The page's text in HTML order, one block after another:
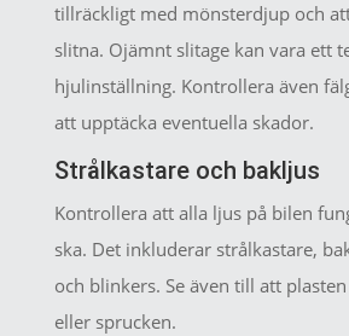
tillräckligt med mönsterdjup och
slitna. Ojämnt slitage kan vara ett
hjulinställning. Kontrollera även
att upptäcka eventuella skador.
Strålkastare och bakljus
Kontrollera att alla ljus på bilen
ska. Det inkluderar strålkastare,
och blinkers. Se även till att
eller sprucken.